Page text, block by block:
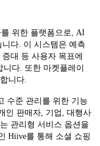
위한 플랫폼으로, AI
다. 이 시스템은 예측
대 등 사용자 목표에
다. 또한 마켓플레이
니다.
수준 관리를 위한 기능
인 판매자, 기업, 대행사
관리형 서비스 옵션을
Hiive를 통해 소셜 쇼핑